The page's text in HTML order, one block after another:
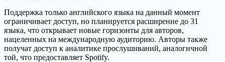
Поддержка только английского языка на данный момент
ограничивает доступ, но планируется расширение до 31
языка, что открывает новые горизонты для авторов,
нацеленных на международную аудиторию. Авторы также
получат доступ к аналитике прослушиваний, аналогичной
той, что предоставляет Spotify.